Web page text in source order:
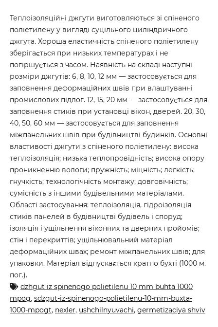
Теплоізоляційні джгути виготовляються зі спіненого
поліетилену у вигляді суцільного циліндричного
джгута. Хороша еластичність спіненого поліетилену
зберігається при низьких температурах і не
погіршується з часом. Наявність на складі наступні
розміри джгутів: 6, 8, 10, 12 мм — застосовується для
заповнення деформаційних швів при влаштуванні
промислових підлог. 12, 15, 20 мм — застосовується для
заповнення стиків при установці вікон, дверей. 20, 30,
40, 50, 60 мм — застосовується для заповнення
міжпанельних швів при будівництві будинків. Основні
властивості джгути з спіненого поліетилену: висока
теплоізоляція; низька теплопровідність; висока опору
проникненню вологи; пружність; міцність; легкість;
гнучкість; технологічність монтажу; довговічність;
сумісність з іншими будівельними матеріалами.
Області застосування: теплоізоляція, гідроізоляція
стиків панелей в будівництві будівель і споруд;
ізоляція і ущільнення віконних та дверних пройомів;
стін і перекриттів; ущільнювальний матеріал
деформаційних швах; ремонт міжпанельних швів; для
упаковки. Матеріал відпускається кратно бухті (1000 м.
пог.).
dzhgut iz spinenogo polietilenu 10 mm buhta 1000
mpog, sdzgut-iz-spinenogo-polietilenu-10-mm-buxta-
1000-mpogt, nexler, ushchilnyuvachi, germetizaciya shviv